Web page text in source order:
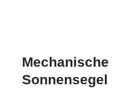
Mechanische
Sonnensegel